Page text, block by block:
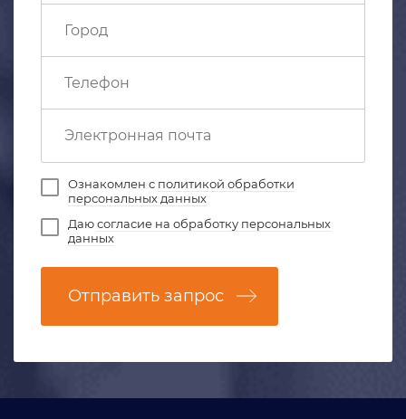
Ознакомлен с политикой обработки
персональных данных
Даюсогласие на обработку персональных
данных
Отправить запрос